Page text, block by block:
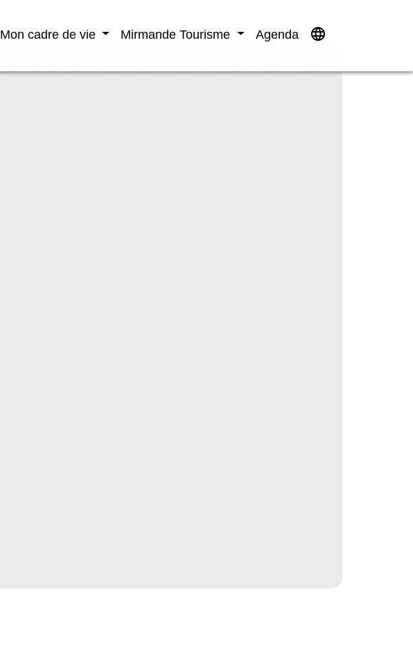
Mon cadre de vie Mirmande Tourisme Agenda language